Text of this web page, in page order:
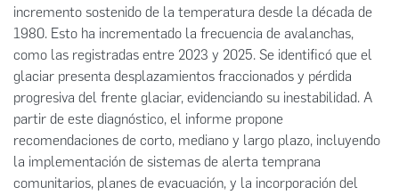
incremento sostenido de la temperatura desde la década de
1980. Esto ha incrementado la frecuencia de avalanchas,
como las registradas entre 2023 y 2025. Se identificó que el
glaciar presenta desplazamientos fraccionados y pérdida
progresiva del frente glaciar, evidenciando su inestabilidad. A
partir de este diagnóstico, el informe propone
recomendaciones de corto, mediano y largo plazo, incluyendo
la implementación de sistemas de alerta temprana
comunitarios, planes de evacuación, y la incorporación del